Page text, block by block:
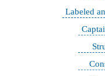
Labeled